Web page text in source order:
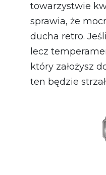
towarzystwie
sprawia, że
ducha retro.
lecz
który założysz
ten będzie